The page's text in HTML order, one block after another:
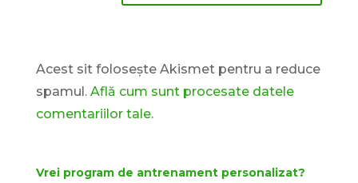
Acest sit folosește Akismet pentru a reduce
spamul. Află cum sunt procesate datele
comentariilor tale.
Vrei program de antrenament personalizat?